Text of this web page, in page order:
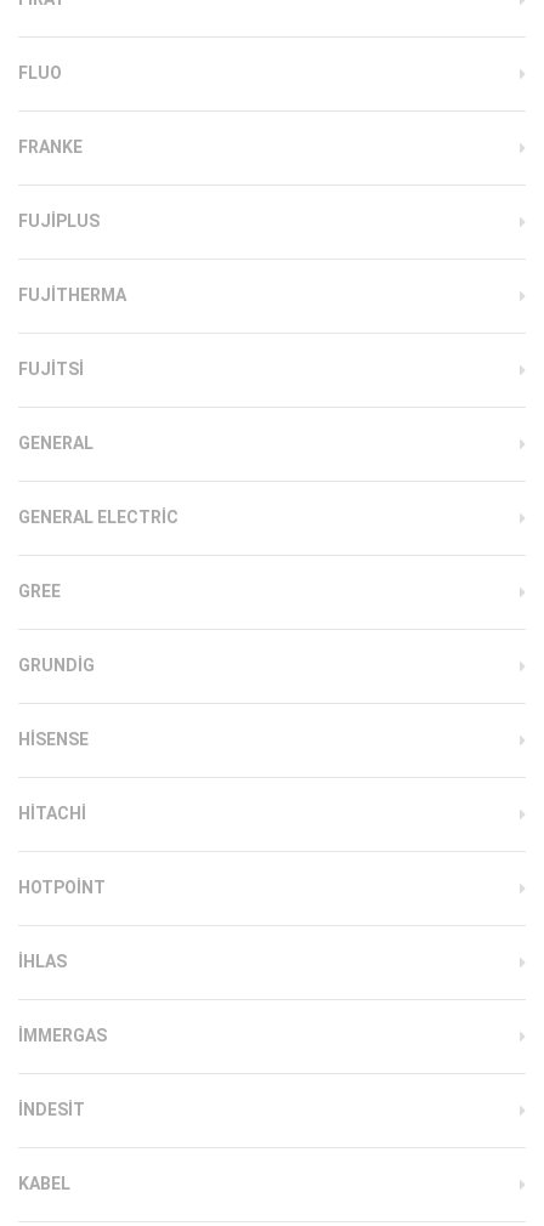
FLUO
FRANKE
FUJIPLUS
FUJITHERMA
FUJITSI
GENERAL
GENERAL ELECTRIC
GREE
GRUNDIG
HISENSE
HITACHI
HOTPOINT
IHLAS
İMMERGAS
INDESIT
KABEL